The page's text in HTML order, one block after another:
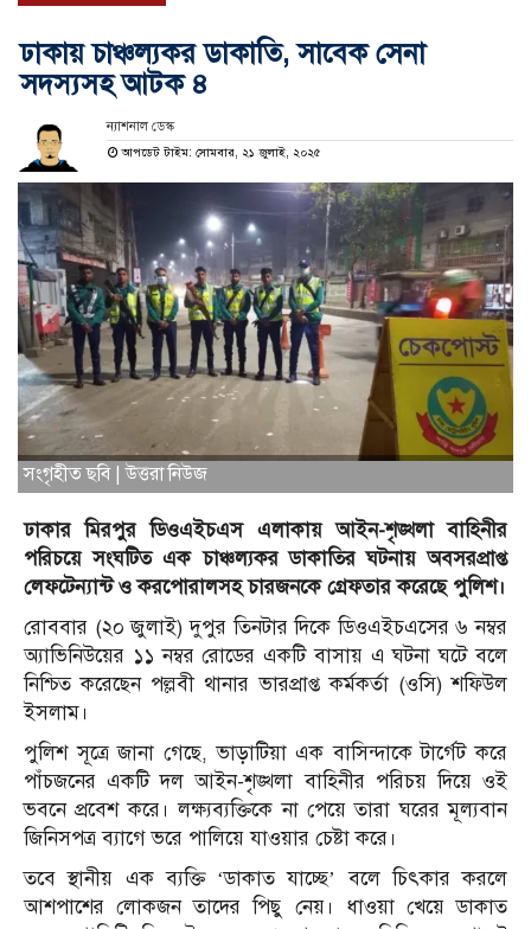
ঢাকায় চাঞ্চল্যকর ডাকাতি, সাবেক সেনা
সদস্যসহ আটক ৪
ন্যাশনাল ডেস্ক
আপডেট টাইম: সোমবার, ২১ জুলাই, ২০২৫
সংগৃহীত ছবি | উত্তরা নিউজ
ঢাকার মিরপুর ডিওএইচএস এলাকায় আইন-শৃঙ্খলা বাহিনীর
পরিচয়ে সংঘটিত এক চাঞ্চল্যকর ডাকাতির ঘটনায় অবসরপ্রাপ্ত
লেফটেন্যান্ট ও করপোরালসহ চারজনকে গ্রেফতার করেছে পুলিশ।
রোববার (২০ জুলাই) দুপুর তিনটার দিকে ডিওএইচএসের ৬ নম্বর
অ্যাভিনিউয়ের ১১ নম্বর রোডের একটি বাসায় এ ঘটনা ঘটে বলে
নিশ্চিত করেছেন পল্লবী থানার ভারপ্রাপ্ত কর্মকর্তা (ওসি) শফিউল
ইসলাম।
পুলিশ সূত্রে জানা গেছে, ভাড়াটিয়া এক বাসিন্দাকে টার্গেট করে
পাঁচজনের একটি দল আইন-শৃঙ্খলা বাহিনীর পরিচয় দিয়ে ওই
ভবনে প্রবেশ করে। লক্ষ্যব্যক্তিকে না পেয়ে তারা ঘরের মূল্যবান
জিনিসপত্র ব্যাগে ভরে পালিয়ে যাওয়ার চেষ্টা করে।
তবে স্থানীয় এক ব্যক্তি ‘ডাকাত যাচ্ছে’ বলে চিৎকার করলে
আশপাশের লোকজন তাদের পিছু নেয়। ধাওয়া খেয়ে ডাকাত